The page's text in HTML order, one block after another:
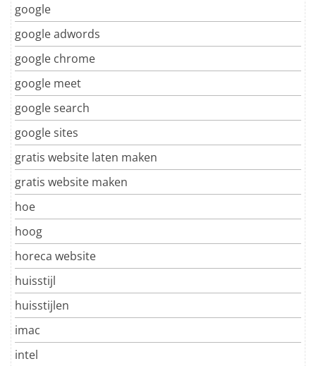
google
google adwords
google chrome
google meet
google search
google sites
gratis website laten maken
gratis website maken
hoe
hoog
horeca website
huisstijl
huisstijlen
imac
intel